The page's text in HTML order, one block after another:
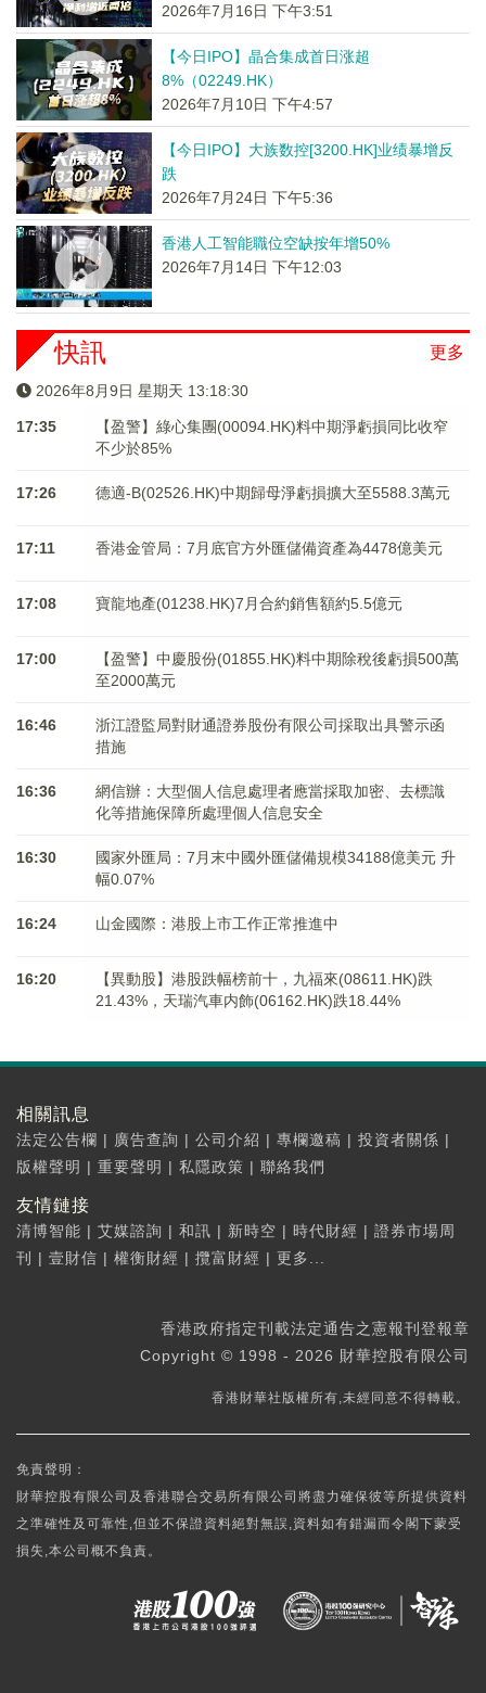
2026年7月16日 下午3:51
【今日IPO】晶合集成首日涨超
8%（02249.HK）
2026年7月10日 下午4:57
【今日IPO】大族数控[3200.HK]业绩暴增反
跌
2026年7月24日 下午5:36
香港人工智能職位空缺按年增50%
2026年7月14日 下午12:03
更多
快訊
2026年8月9日 星期天 13:18:31
17:35
【盈警】綠心集團(00094.HK)料中期淨虧損同比收窄
不少於85%
17:26 德適-B(02526.HK)中期歸母淨虧損擴大至5588.3萬元
17:11 香港金管局：7月底官方外匯儲備資產為4478億美元
17:08 寶龍地產(01238.HK)7月合約銷售額約5.5億元
17:00
【盈警】中慶股份(01855.HK)料中期除稅後虧損500萬
至2000萬元
16:46
浙江證監局對財通證券股份有限公司採取出具警示函
措施
16:36
網信辦：大型個人信息處理者應當採取加密、去標識
化等措施保障所處理個人信息安全
16:30
國家外匯局：7月末中國外匯儲備規模34188億美元 升
幅0.07%
16:24 山金國際：港股上市工作正常推進中
16:20
【異動股】港股跌幅榜前十，九福來(08611.HK)跌
21.43%，天瑞汽車内飾(06162.HK)跌18.44%
相關訊息
法定公告欄 | 廣告查詢 | 公司介紹 | 專欄邀稿 | 投資者關係 |
版權聲明 | 重要聲明 | 私隱政策 | 聯絡我們
友情鏈接
清博智能 | 艾媒諮詢 | 和訊 | 新時空 | 時代財經 | 證券市場周
刊
| 壹財信 | 權衡財經 | 攬富財經 | 更多...
香港政府指定刊載法定通告之憲報刊登報章
Copyright © 1998 - 2026 財華控股有限公司
香港財華社版權所有,未經同意不得轉載。
免責聲明：
財華控股有限公司及香港聯合交易所有限公司將盡力確保彼等所提供資料
之準確性及可靠性,但並不保證資料絕對無誤,資料如有錯漏而令閣下蒙受
損失,本公司概不負責。